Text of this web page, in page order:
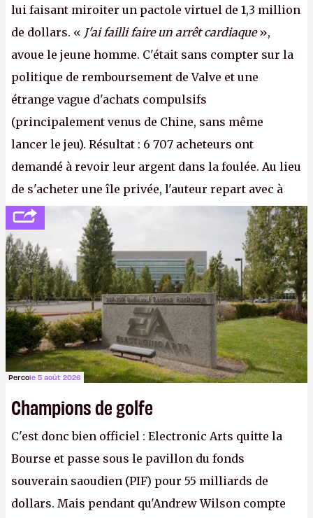
lui faisant miroiter un pactole virtuel de 1,3 million
de dollars. « J'ai failli faire un arrêt cardiaque»,
avoue le jeune homme. C'était sans compter sur la
politique de remboursement de Valve et une
étrange vague d'achats compulsifs
(principalement venus de Chine, sans même
lancer le jeu). Résultat : 6 707 acheteurs ont
demandé à revoir leur argent dans la foulée. Au lieu
de s'acheter une île privée, l'auteur repart avec à
peine 2 000 dollars en poche. C'est toujours plus
cher payé que le temps passé à dev, mais ça
apprendra aux petits malins qu'on ne braque pas
Gabe Newell aussi facilement.P.
Percole 5 août 2026
Champions de golfe
C'est donc bien officiel : Electronic Arts quitte la
Bourse et passe sous le pavillon du fonds
souverain saoudien (PIF) pour 55 milliards de
dollars. Mais pendant qu'Andrew Wilson compte